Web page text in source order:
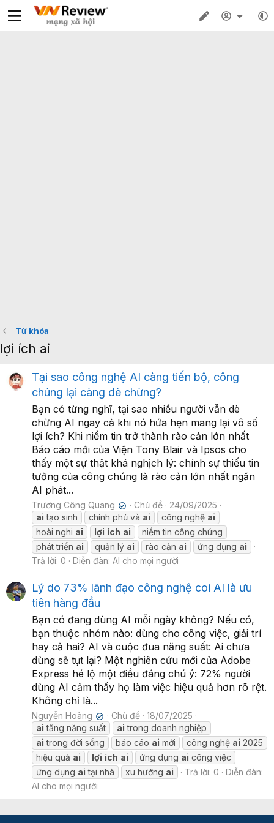
Từ khóa
lợi ích ai
Tại sao công nghệ AI càng tiến bộ, công
chúng lại càng dè chừng?
Bạn có từng nghĩ, tại sao nhiều người vẫn dè
chừng AI ngay cả khi nó hứa hẹn mang lại vô số
lợi ích? Khi niềm tin trở thành rào cản lớn nhất
Báo cáo mới của Viện Tony Blair và Ipsos cho
thấy một sự thật khá nghịch lý: chính sự thiếu tin
tưởng của công chúng là rào cản lớn nhất ngăn
AI phát...
Trương Công Quang ✔ Chủ đề
24/09/2025
ai tạo sinh chính phủ và ai công nghệ ai
hoài nghi ai lợi ích ai
niềm tin công chúng
phát triển ai quản lý ai rào cản ai ứng dụng ai
Trả lời: 0
Diễn đàn: AI cho mọi người
Lý do 73% lãnh đạo công nghệ coi AI là ưu
tiên hàng đầu
Bạn có đang dùng AI mỗi ngày không? Nếu có,
bạn thuộc nhóm nào: dùng cho công việc, giải trí
hay cả hai? AI và cuộc đua năng suất: Ai chưa
dùng sẽ tụt lại? Một nghiên cứu mới của Adobe
Express hé lộ một điều đáng chú ý: 72% người
dùng AI cảm thấy họ làm việc hiệu quả hơn rõ rệt.
Không chỉ là...
Nguyễn Hoàng ✔ Chủ đề
18/07/2025
ai tăng năng suất ai trong doanh nghiệp
ai trong đời sống báo cáo ai mới công nghệ ai 2025
hiệu quả ai lợi ích ai ứng dụng ai công việc
ứng dụng ai tại nhà xu hướng ai Trả lời: 0
Diễn đàn:
AI cho mọi người